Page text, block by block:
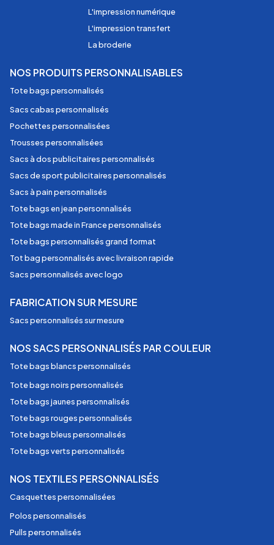
L'impression numérique
L'impression transfert
La broderie
NOS PRODUITS PERSONNALISABLES
Tote bags personnalisés
Sacs cabas personnalisés
Pochettes personnalisées
Trousses personnalisées
Sacs à dos publicitaires personnalisés
Sacs de sport publicitaires personnalisés
Sacs à pain personnalisés
Tote bags en jean personnalisés
Tote bags made in France personnalisés
Tote bags personnalisés grand format
Tot bag personnalisés avec livraison rapide
Sacs personnalisés avec logo
FABRICATION SUR MESURE
Sacs personnalisés sur mesure
NOS SACS PERSONNALISÉS PAR COULEUR
Tote bags blancs personnalisés
Tote bags noirs personnalisés
Tote bags jaunes personnalisés
Tote bags rouges personnalisés
Tote bags bleus personnalisés
Tote bags verts personnalisés
NOS TEXTILES PERSONNALISÉS
Casquettes personnalisées
Polos personnalisés
Pulls personnalisés